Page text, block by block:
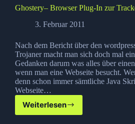
Ghostery– Browser Plug-In zur
3. Februar 2011
Nach dem Bericht über den
Trojaner macht man sich doch mal
Gedanken darum was alles über
wenn man eine Webseite besucht.
denn schon immer sämtliche Java
Webseite…
Weiterlesen
Ghostery–
Browser